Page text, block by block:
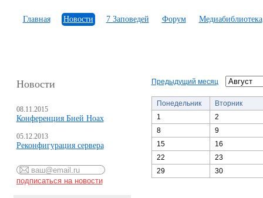
Главная Новости 7 Заповедей Форум Медиабиблиотека
Новости
08.11.2015
Конференция Бней Ноах
05.12.2013
Реконфигурация сервера
Предыдущий месяц
Понедельник
Вторник
1
2
8
9
15
16
22
23
29
30